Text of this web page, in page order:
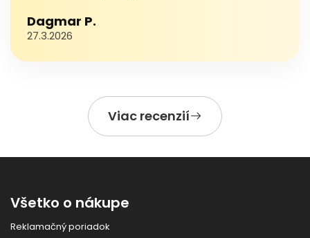
Dagmar P.
27.3.2026
Viac recenzií
Všetko o nákupe
Reklamačný poriadok